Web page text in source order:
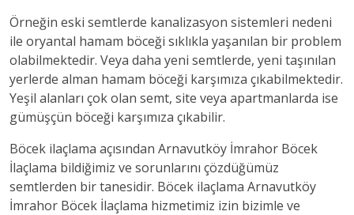
Örneğin eski semtlerde kanalizasyon sistemleri nedeni
ile oryantal hamam böceği sıklıkla yaşanılan bir problem
olabilmektedir. Veya daha yeni semtlerde, yeni taşınılan
yerlerde alman hamam böceği karşımıza çıkabilmektedir.
Yeşil alanları çok olan semt, site veya apartmanlarda ise
gümüşçün böceği karşımıza çıkabilir.
Böcek ilaçlama açısından Arnavutköy İmrahor Böcek
İlaçlama bildiğimiz ve sorunlarını çözdüğümüz
semtlerden bir tanesidir. Böcek ilaçlama Arnavutköy
İmrahor Böcek İlaçlama hizmetimiz izin bizimle ve